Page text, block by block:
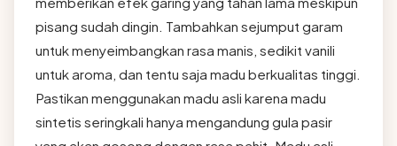
pisang sudah dingin. Tambahkan sejumput garam
untuk menyeimbangkan rasa manis, sedikit vanili
untuk aroma, dan tentu saja madu berkualitas tinggi.
Pastikan menggunakan madu asli karena madu
sintetis seringkali hanya mengandung gula pasir